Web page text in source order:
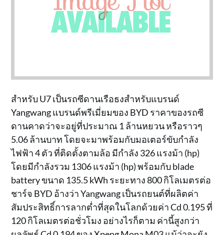
สำหรับ U7 เป็นรถซีดานเรือธงสำหรับแบรนด์
Yangwang แบรนด์พรีเมี่ยมของ BYD ราคาของรถซี
ดานคาดว่าจะอยู่ที่ประมาณ 1 ล้านหยวน หรือราวๆ
5.06 ล้านบาท โดยจะมาพร้อมกับมอเตอร์ขับกำลัง
ไฟฟ้า 4 ตัว ที่ติดตั้งตามล้อ มีกำลัง 326 แรงม้า (hp)
โดยมีกำลังรวม 1306 แรงม้า (hp) พร้อมกับ blade
battery ขนาด 135.5 kWh ระยะทาง 800 กิโลเมตรต่อ
ชาร์จ BYD อ้างว่า Yangwang เป็นรถยนต์ที่ผลิตค่า
สัมประสิทธิ์การลากต่ำที่สุดในโลกด้วยค่า Cd 0.195 ที่
120 กิโลเมตรต่อชั่วโมง อย่างไรก็ตาม ค่านี้สูงกว่า